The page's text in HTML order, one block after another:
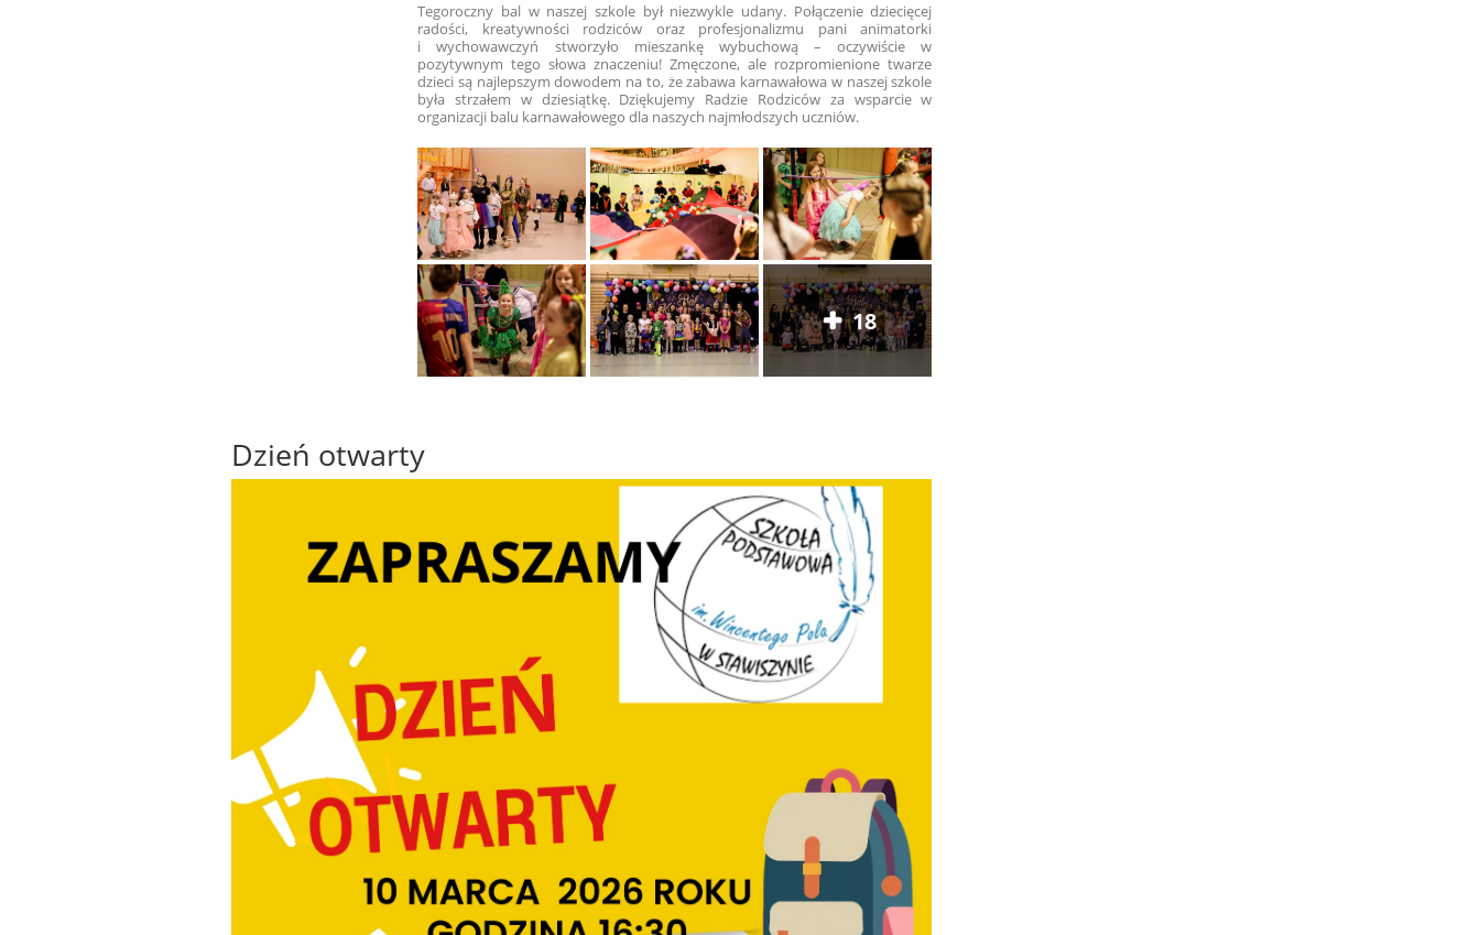
Tegoroczny bal w naszej szkole był niezwykle udany. Połączenie dziecięcej
radości, kreatywności rodziców oraz profesjonalizmu pani animatorki
i wychowawczyń stworzyło mieszankę wybuchową – oczywiście w
pozytywnym tego słowa znaczeniu! Zmęczone, ale rozpromienione twarze
dzieci są najlepszym dowodem na to, że zabawa karnawałowa w naszej szkole
była strzałem w dziesiątkę. Dziękujemy Radzie Rodziców za wsparcie w
organizacji balu karnawałowego dla naszych najmłodszych uczniów.
18
Dzień otwarty